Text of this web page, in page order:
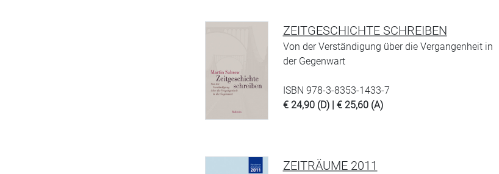
ZEITGESCHICHTE SCHREIBEN
Von der Verständigung über die Vergangenheit in
der Gegenwart
ISBN 978-3-8353-1433-7
€ 24,90 (D) | € 25,60 (A)
ZEITRÄUME 2011